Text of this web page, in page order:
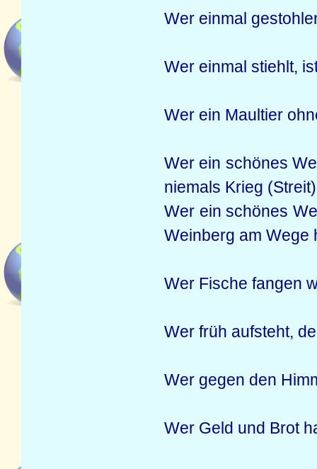
Wer einmal
Wer einmal stiehlt,
Wer ein Maultier
Wer ein schönes
niemals Krieg
Wer ein schönes
Weinberg am Wege
Wer Fische fangen
Wer früh aufsteht,
Wer gegen den
Wer Geld und Brot